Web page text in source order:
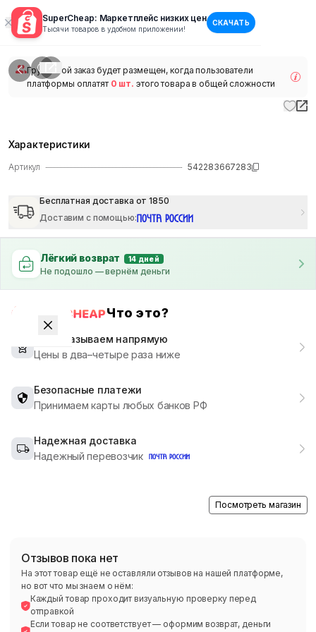
SuperCheap: Маркетплейс низких цен
Тысячи товаров в удобном приложении!
СКАЧАТЬ
1/
Групповой заказ будет размещен, когда пользователи
платформы оплатят 0 шт. этого товара в общей сложности
Характеристики
Артикул 542283667283
Бесплатная доставка от 1850
Доставим с помощью:
Лёгкий возврат 14 дней
Не подошло — вернём деньги
Что это?
Мы заказываем напрямую
Цены в два–четыре раза ниже
Безопасные платежи
Принимаем карты любых банков РФ
Надежная доставка
Надежный перевозчик
Посмотреть магазин
Отзывов пока нет
На этот товар ещё не оставляли отзывов на нашей платформе,
но вот что мы знаем о нём:
Каждый товар проходит визуальную проверку перед
отправкой
Если товар не соответствует — оформим возврат, деньги